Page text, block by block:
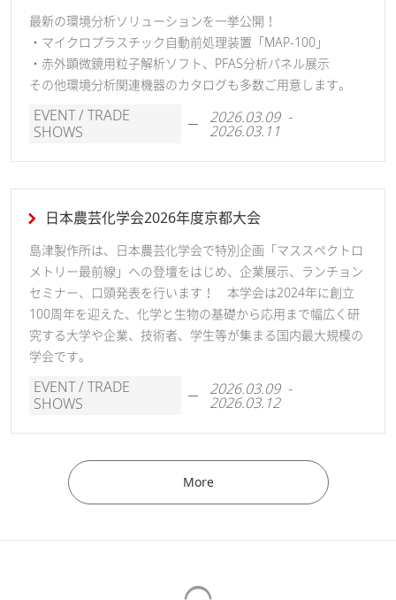
最新の環境分析ソリューションを一挙公開！
・マイクロプラスチック自動前処理装置「MAP-100」
・赤外顕微鏡用粒子解析ソフト、PFAS分析パネル展示
その他環境分析関連機器のカタログも多数ご用意します。
EVENT / TRADE
SHOWS
2026.03.09 -
2026.03.11
日本農芸化学会2026年度京都大会
島津製作所は、日本農芸化学会で特別企画「マススペクトロ
メトリー最前線」への登壇をはじめ、企業展示、ランチョン
セミナー、口頭発表を行います！ 本学会は2024年に創立
100周年を迎えた、化学と生物の基礎から応用まで幅広く研
究する大学や企業、技術者、学生等が集まる国内最大規模の
学会です。
EVENT / TRADE
SHOWS
2026.03.09 -
2026.03.12
More